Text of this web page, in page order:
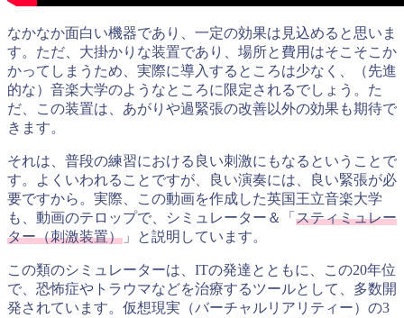
なかなか面白い機器であり、一定の効果は見込めると思いま
す。ただ、大掛かりな装置であり、場所と費用はそこそこか
かってしまうため、実際に導入するところは少なく、（先進
的な）音楽大学のようなところに限定されるでしょう。た
だ、この装置は、あがりや過緊張の改善以外の効果も期待で
きます。
それは、普段の練習における良い刺激にもなるということで
す。よくいわれることですが、良い演奏には、良い緊張が必
要ですから。実際、この動画を作成した英国王立音楽大学
も、動画のテロップで、シミュレーター＆「 スティミュレー
ター（刺激装置） 」と説明しています。
この類のシミュレーターは、ITの発達とともに、この20年位
で、恐怖症やトラウマなどを治療するツールとして、多数開
発されています。仮想現実（バーチャルリアリティー）の3